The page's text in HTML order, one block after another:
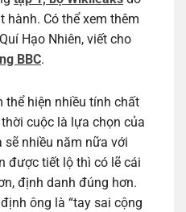
hành. Có thể xem thêm
Hạo Nhiên, viết cho
BBC.
thể hiện nhiều tính chất
cuộc là lựa chọn của
sẽ nhiều năm nữa với
được tiết lộ thì có lẽ cái
định danh đúng hơn.
ông là “tay sai cộng